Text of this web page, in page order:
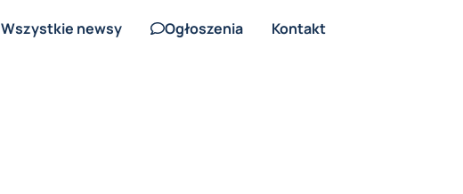
Wszystkie newsy Ogłoszenia Kontakt